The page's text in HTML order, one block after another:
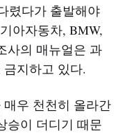
렸다가 출발해야
아자동차, BMW,
사의 매뉴얼은 과
지하고 있다.
우 천천히 올라간
승이 더디기 때문